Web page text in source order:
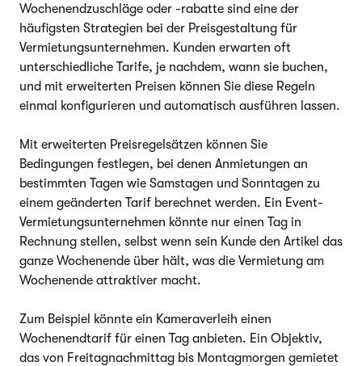
Wochenendzuschläge oder -rabatte sind eine der
häufigsten Strategien bei der Preisgestaltung für
Vermietungsunternehmen. Kunden erwarten oft
unterschiedliche Tarife, je nachdem, wann sie buchen,
und mit erweiterten Preisen können Sie diese Regeln
einmal konfigurieren und automatisch ausführen lassen.
Mit erweiterten Preisregelsätzen können Sie
Bedingungen festlegen, bei denen Anmietungen an
bestimmten Tagen wie Samstagen und Sonntagen zu
einem geänderten Tarif berechnet werden. Ein Event-
Vermietungsunternehmen könnte nur einen Tag in
Rechnung stellen, selbst wenn sein Kunde den Artikel das
ganze Wochenende über hält, was die Vermietung am
Wochenende attraktiver macht.
Zum Beispiel könnte ein Kameraverleih einen
Wochenendtarif für einen Tag anbieten. Ein Objektiv,
das von Freitagnachmittag bis Montagmorgen gemietet